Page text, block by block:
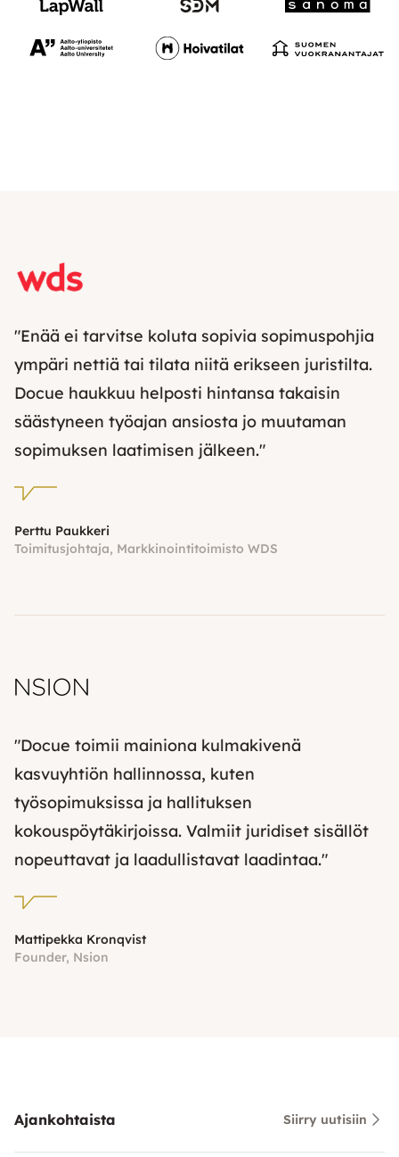
"Enää ei tarvitse koluta sopivia sopimuspohjia
ympäri nettiä tai tilata niitä erikseen juristilta.
Docue haukkuu helposti hintansa takaisin
säästyneen työajan ansiosta jo muutaman
sopimuksen laatimisen jälkeen."
Perttu Paukkeri
Toimitusjohtaja, Markkinointitoimisto WDS
"Docue toimii mainiona kulmakivenä
kasvuyhtiön hallinnossa, kuten
työsopimuksissa ja hallituksen
kokouspöytäkirjoissa. Valmiit juridiset sisällöt
nopeuttavat ja laadullistavat laadintaa."
Mattipekka Kronqvist
Founder, Nsion
Ajankohtaista Siirry uutisiin